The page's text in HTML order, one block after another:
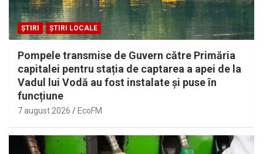
ȘTIRI ȘTIRI LOCALE
Pompele transmise de Guvern către Primăria
capitalei pentru stația de captarea a apei de la
Vadul lui Vodă au fost instalate și puse în
funcțiune
7 august 2026 EcoFM